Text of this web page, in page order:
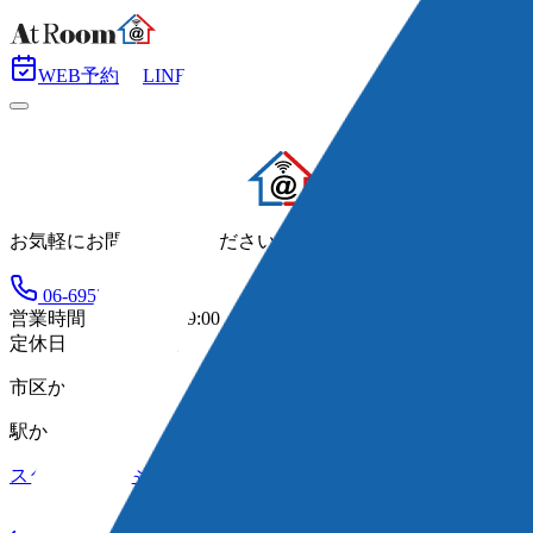
WEB予約 LINE予約
お気軽にお問い合わせください！
06-6953-0088
営業時間 ：
10:00~19:00
定休日 ：
市区から探す
駅から探す
スタッフ情報 お客様の声